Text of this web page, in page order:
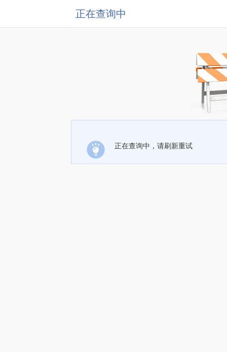
正在查询中
正在查询中，请刷新重试